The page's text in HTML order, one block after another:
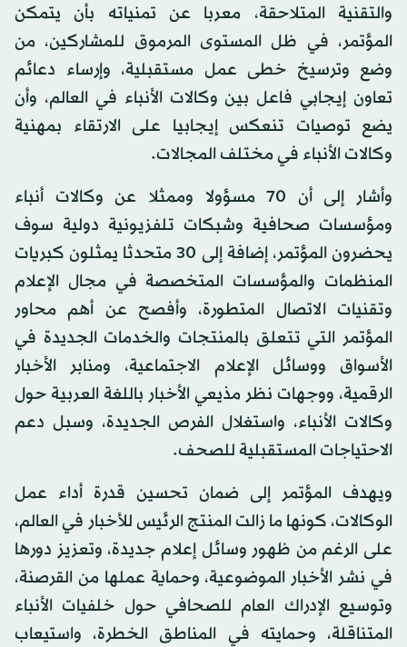
والتقنية المتلاحقة، معربا عن تمنياته بأن يتمكن
المؤتمر، في ظل المستوى المرموق للمشاركين، من
وضع وترسيخ خطى عمل مستقبلية، وإرساء دعائم
تعاون إيجابي فاعل بين وكالات الأنباء في العالم، وأن
يضع توصيات تنعكس إيجابيا على الارتقاء بمهنية
وكالات الأنباء في مختلف المجالات.
وأشار إلى أن 70 مسؤولا وممثلا عن وكالات أنباء
ومؤسسات صحافية وشبكات تلفزيونية دولية سوف
يحضرون المؤتمر، إضافة إلى 30 متحدثا يمثلون كبريات
المنظمات والمؤسسات المتخصصة في مجال الإعلام
وتقنيات الاتصال المتطورة، وأفصح عن أهم محاور
المؤتمر التي تتعلق بالمنتجات والخدمات الجديدة في
الأسواق ووسائل الإعلام الاجتماعية، ومنابر الأخبار
الرقمية، ووجهات نظر مذيعي الأخبار باللغة العربية حول
وكالات الأنباء، واستغلال الفرص الجديدة، وسبل دعم
الاحتياجات المستقبلية للصحف.
ويهدف المؤتمر إلى ضمان تحسين قدرة أداء عمل
الوكالات، كونها ما زالت المنتج الرئيس للأخبار في العالم،
على الرغم من ظهور وسائل إعلام جديدة، وتعزيز دورها
في نشر الأخبار الموضوعية، وحماية عملها من القرصنة،
وتوسيع الإدراك العام للصحافي حول خلفيات الأنباء
المتناقلة، وحمايته في المناطق الخطرة، واستيعاب